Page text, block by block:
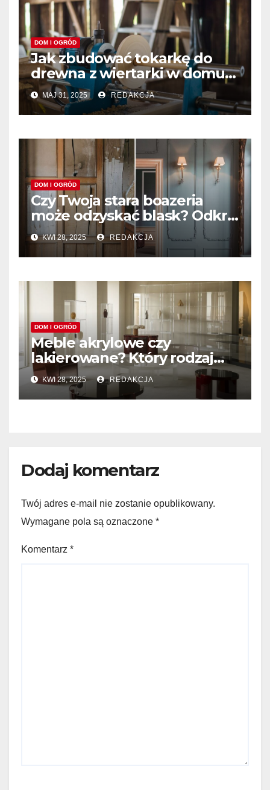
DOM I OGRÓD
Jak zbudować tokarkę do
drewna z wiertarki w domu?
Prosty poradnik DIY
MAJ 31, 2025 REDAKCJA
DOM I OGRÓD
Czy Twoja stara boazeria
może odzyskać blask? Odkryj
sekrety renowacji!
KWI 28, 2025 REDAKCJA
DOM I OGRÓD
Meble akrylowe czy
lakierowane? Który rodzaj
sprawdzi się lepiej w Twoim
domu?
KWI 28, 2025 REDAKCJA
Dodaj komentarz
Twój adres e-mail nie zostanie opublikowany.
Wymagane pola są oznaczone *
Komentarz *